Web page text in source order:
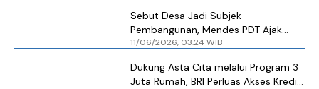
Ekonomi
Sebut Desa Jadi Subjek
Pembangunan, Mendes PDT Ajak
Kepala Desa Kawal Program Asta
11/06/2026, 03.24 WIB
Dukung Asta Cita melalui Program 3
Juta Rumah, BRI Perluas Akses Kredit